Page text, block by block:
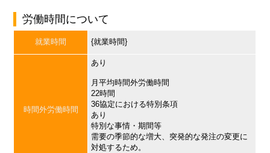
労働時間について
就業時間 {就業時間}
時間外労働時間
あり
月平均時間外労働時間
22時間
36協定における特別条項
あり
特別な事情・期間等
需要の季節的な増大、突発的な発注の変更に
対処するため。